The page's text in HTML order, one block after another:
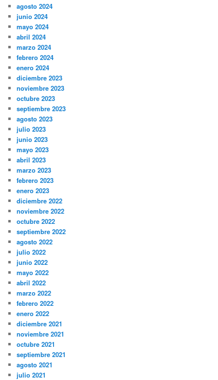
agosto 2024
junio 2024
mayo 2024
abril 2024
marzo 2024
febrero 2024
enero 2024
diciembre 2023
noviembre 2023
octubre 2023
septiembre 2023
agosto 2023
julio 2023
junio 2023
mayo 2023
abril 2023
marzo 2023
febrero 2023
enero 2023
diciembre 2022
noviembre 2022
octubre 2022
septiembre 2022
agosto 2022
julio 2022
junio 2022
mayo 2022
abril 2022
marzo 2022
febrero 2022
enero 2022
diciembre 2021
noviembre 2021
octubre 2021
septiembre 2021
agosto 2021
julio 2021